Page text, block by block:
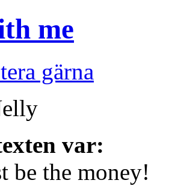
me
gärna
var:
be the money!